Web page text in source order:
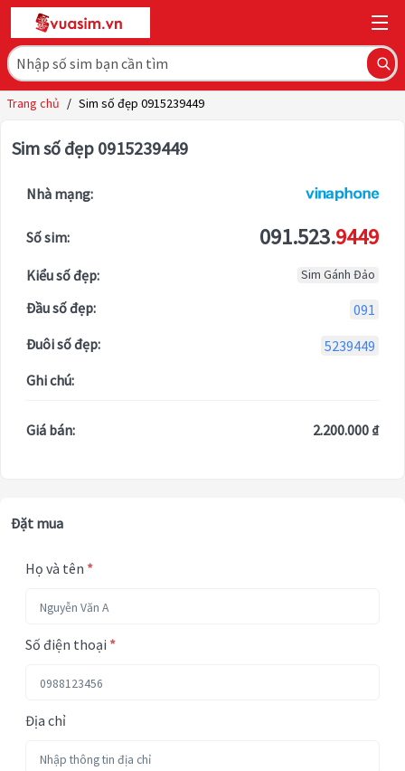
Trang chủ / Sim số đẹp 0915239449
Sim số đẹp 0915239449
Nhà mạng:
Số sim: 091.523.9449
Kiểu số đẹp: Sim Gánh Đảo
Đầu số đẹp:
091
Đuôi số đẹp:
5239449
Ghi chú:
Giá bán: 2.200.000 ₫
Đặt mua
Họ và tên *
Số điện thoại *
Địa chỉ